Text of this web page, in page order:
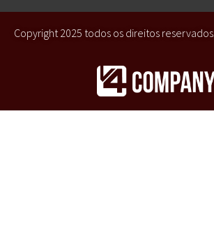
Copyright 2025 todos os direitos reservados.